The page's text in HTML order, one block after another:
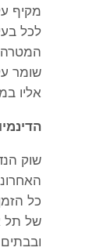
מקיף
לכל
המטרה
שומר
אליו
שוק
כל
של תל
ובבתים